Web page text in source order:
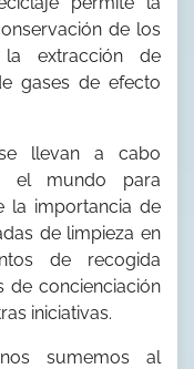
de los
la extracción de
gases de efecto
llevan a cabo
el mundo para
la importancia de
de limpieza en
de recogida
de concienciación
iniciativas.
sumemos al